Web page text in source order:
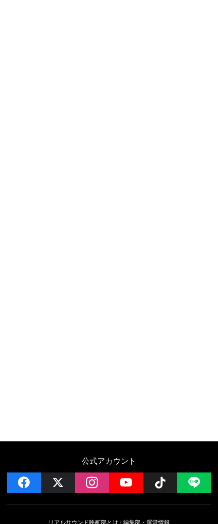
公式アカウント
facebook instagramYouTube Follow
リアルサウンド映画部とは 編集部・運営情報